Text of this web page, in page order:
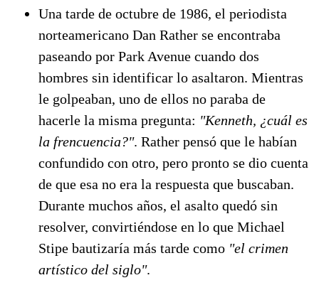
Una tarde de octubre de 1986, el periodista
norteamericano Dan Rather se encontraba
paseando por Park Avenue cuando dos
hombres sin identificar lo asaltaron. Mientras
le golpeaban, uno de ellos no paraba de
hacerle la misma pregunta: "Kenneth, ¿cuál es
la frencuencia?". Rather pensó que le habían
confundido con otro, pero pronto se dio cuenta
de que esa no era la respuesta que buscaban.
Durante muchos años, el asalto quedó sin
resolver, convirtiéndose en lo que Michael
Stipe bautizaría más tarde como "el crimen
artístico del siglo".